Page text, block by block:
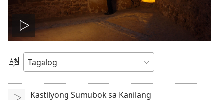
I-
play
ang
Pumili
Wika
Kastilyong Sumubok sa Kanilang